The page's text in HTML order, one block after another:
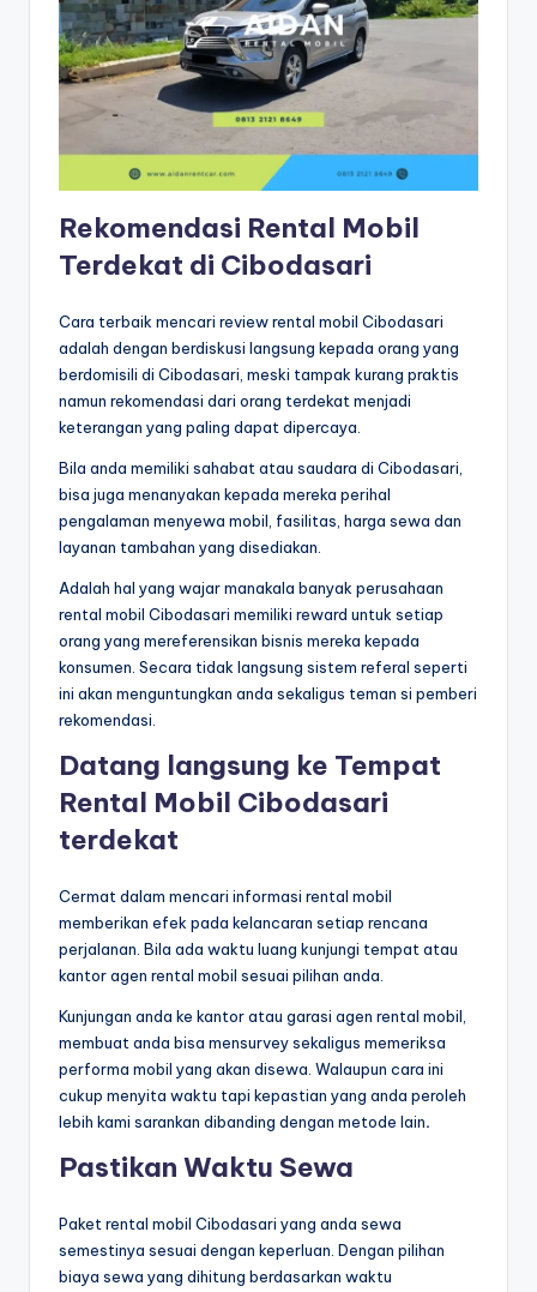
Rekomendasi Rental Mobil
Terdekat di Cibodasari
Cara terbaik mencari review rental mobil Cibodasari
adalah dengan berdiskusi langsung kepada orang yang
berdomisili di Cibodasari, meski tampak kurang praktis
namun rekomendasi dari orang terdekat menjadi
keterangan yang paling dapat dipercaya.
Bila anda memiliki sahabat atau saudara di Cibodasari,
bisa juga menanyakan kepada mereka perihal
pengalaman menyewa mobil, fasilitas, harga sewa dan
layanan tambahan yang disediakan.
Adalah hal yang wajar manakala banyak perusahaan
rental mobil Cibodasari memiliki reward untuk setiap
orang yang mereferensikan bisnis mereka kepada
konsumen. Secara tidak langsung sistem referal seperti
ini akan menguntungkan anda sekaligus teman si pemberi
rekomendasi.
Datang langsung ke Tempat
Rental Mobil Cibodasari
terdekat
Cermat dalam mencari informasi rental mobil
memberikan efek pada kelancaran setiap rencana
perjalanan. Bila ada waktu luang kunjungi tempat atau
kantor agen rental mobil sesuai pilihan anda.
Kunjungan anda ke kantor atau garasi agen rental mobil,
membuat anda bisa mensurvey sekaligus memeriksa
performa mobil yang akan disewa. Walaupun cara ini
cukup menyita waktu tapi kepastian yang anda peroleh
lebih kami sarankan dibanding dengan metode lain.
Pastikan Waktu Sewa
Paket rental mobil Cibodasari yang anda sewa
semestinya sesuai dengan keperluan. Dengan pilihan
biaya sewa yang dihitung berdasarkan waktu